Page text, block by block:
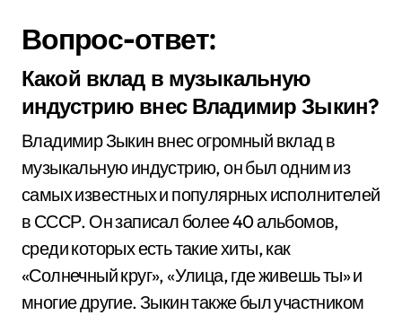
Вопрос-ответ:
Какой вклад в музыкальную
индустрию внес Владимир Зыкин?
Владимир Зыкин внес огромный вклад в
музыкальную индустрию, он был одним из
самых известных и популярных исполнителей
в СССР. Он записал более 40 альбомов,
среди которых есть такие хиты, как
«Солнечный круг», «Улица, где живешь ты» и
многие другие. Зыкин также был участником